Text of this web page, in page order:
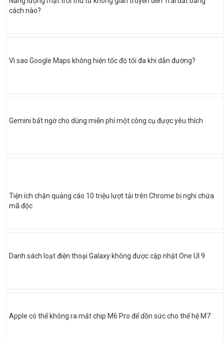
cách nào?
Vì sao Google Maps không hiện tốc độ tối đa khi dẫn đường?
Gemini bất ngờ cho dùng miễn phí một công cụ được yêu thích
Tiện ích chặn quảng cáo 10 triệu lượt tải trên Chrome bị nghi chứa
mã độc
Danh sách loạt điện thoại Galaxy không được cập nhật One UI 9
Apple có thể không ra mắt chip M6 Pro để dồn sức cho thế hệ M7